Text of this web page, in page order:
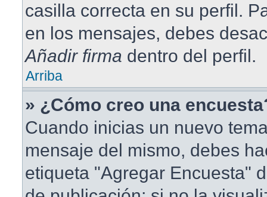
casilla correcta en su perfil.
en los mensajes, debes
Añadir firma dentro del perfil.
Arriba
» ¿Cómo creo una
Cuando inicias un nuevo
mensaje del mismo, debes
etiqueta "Agregar Encuesta"